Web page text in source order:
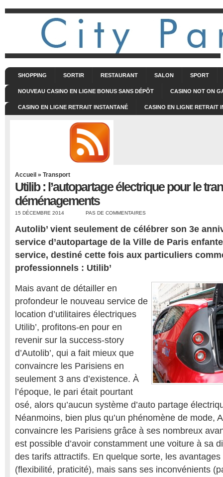
SHOPPING SORTIR RESTAURANT SALON SPORT
NOUVEAU CASINO EN LIGNE BONUS SANS DÉPÔT CASINO NOT ON
CASINO EN LIGNE RETRAIT INSTANTANÉ CASINO EN LIGNE RETRAIT
Accueil » Transport
Utilib : l’autopartage électrique pour le
déménagements
15 DÉCEMBRE 2014 PAS DE COMMENTAIRES
Autolib’ vient seulement de célébrer son 3e
service d’autopartage de la Ville de Paris
service, destiné cette fois aux particuliers
professionnels : Utilib’
Mais avant de détailler en
profondeur le nouveau service de
location d’utilitaires électriques
Utilib’, profitons-en pour en
revenir sur la success-story
d’Autolib’, qui a fait mieux que
convaincre les Parisiens en
seulement 3 ans d’existence. À
l’époque, le pari était pourtant
osé, alors qu’aucun système d’auto partage
Néanmoins, bien plus qu’un phénomène de mode,
convaincre les Parisiens grâce à ses nombreux
est possible d’avoir constamment une voiture à sa
des tarifs attractifs. En quelque sorte, les
(flexibilité, praticité), mais sans ses inconvénients